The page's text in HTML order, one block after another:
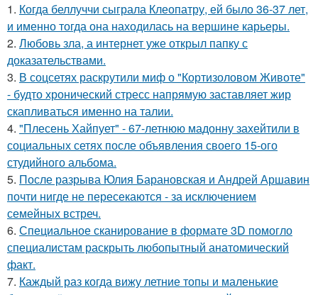
1. Когда беллуччи сыграла Клеопатру, ей было 36-37 лет,
и именно тогда она находилась на вершине карьеры.
2. Любовь зла, а интернет уже открыл папку с
доказательствами.
3. В соцсетях раскрутили миф о "Кортизоловом Животе"
- будто хронический стресс напрямую заставляет жир
скапливаться именно на талии.
4. "Плесень Хайпует" - 67-летнюю мадонну захейтили в
социальных сетях после объявления своего 15-ого
студийного альбома.
5. После разрыва Юлия Барановская и Андрей Аршавин
почти нигде не пересекаются - за исключением
семейных встреч.
6. Специальное сканирование в формате 3D помогло
специалистам раскрыть любопытный анатомический
факт.
7. Каждый раз когда вижу летние топы и маленькие